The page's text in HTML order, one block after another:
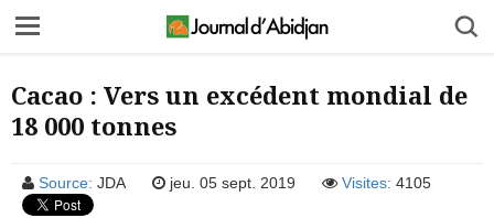
Cacao : Vers un excédent mondial de
18 000 tonnes
Source: JDA jeu. 05 sept. 2019 Visites: 4105